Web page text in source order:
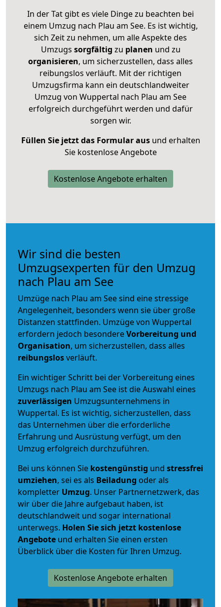
In der Tat gibt es viele Dinge zu beachten bei
einem Umzug nach Plau am See. Es ist wichtig,
sich Zeit zu nehmen, um alle Aspekte des
Umzugs sorgfältig zu planen und zu
organisieren, um sicherzustellen, dass alles
reibungslos verläuft. Mit der richtigen
Umzugsfirma kann ein deutschlandweiter
Umzug von Wuppertal nach Plau am See
erfolgreich durchgeführt werden und dafür
sorgen wir.
Füllen Sie jetzt das Formular ausund erhalten
Sie kostenlose Angebote
Kostenlose Angebote erhalten
Wir sind die besten
Umzugsexperten für den Umzug
nach Plau am See
Umzüge nach Plau am See sind eine stressige
Angelegenheit, besonders wenn sie über große
Distanzen stattfinden. Umzüge von Wuppertal
erfordern jedoch besondereVorbereitung und
Organisation, um sicherzustellen, dass alles
reibungslosverläuft.
Ein wichtiger Schritt bei der Vorbereitung eines
Umzugs nach Plau am See ist die Auswahl eines
zuverlässigen Umzugsunternehmens in
Wuppertal. Es ist wichtig, sicherzustellen, dass
das Unternehmen über die erforderliche
Erfahrung und Ausrüstung verfügt, um den
Umzug erfolgreich durchzuführen.
Bei uns können Sie kostengünstig und stressfrei
umziehen, sei es als Beiladung oder als
kompletter Umzug. Unser Partnernetzwerk, das
wir über die Jahre aufgebaut haben, ist
deutschlandweit und sogar international
unterwegs. Holen Sie sich jetzt kostenlose
Angebote und erhalten Sie einen ersten
Überblick über die Kosten für Ihren Umzug.
Kostenlose Angebote erhalten